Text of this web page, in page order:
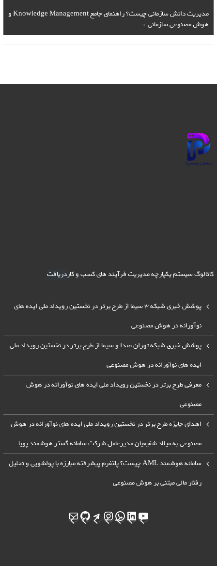
مدیریت دانش سازمانی چیست؟ راهنمای جامع Knowledge Management و
هوش مصنوعی سازمانی →
کاتالوگ سیستم یکپارچه مدیریت فرآیند های کسب و کاردریافت
پوشش خبری شبکه 3 سیما از طرح برتر در نخستین رویداد ملی ایده های
نوآورانه در هوش مصنوعی
پوشش خبری شبکه تهران صدا و سیما از طرح برتر در نخستین رویداد ملی
ایده های نوآورانه در هوش مصنوعی
معرفی طرح برتر در نخستین رویداد ملی ایده های نوآورانه در هوش
مصنوعی
اهدای جایزه طرح برتر در نخستین رویداد ملی ایده های نوآورانه در هوش
مصنوعی به میلاد شفیعیان مدیرعامل شرکت سامانه گستر هوشمند پویا
سامانه هوشمند AML چیست؟ پلتفرم پیشرفته مبارزه با پولشویی و تحلیل
رفتار مالی مبتنی بر هوش مصنوعی
یوتیوب
لینکداین
واتس‌اپ
اینستاگرم
تلگرام
گیت‌هاب
ایمیل